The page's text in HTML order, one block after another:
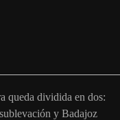
queda dividida en dos:
y Badajoz